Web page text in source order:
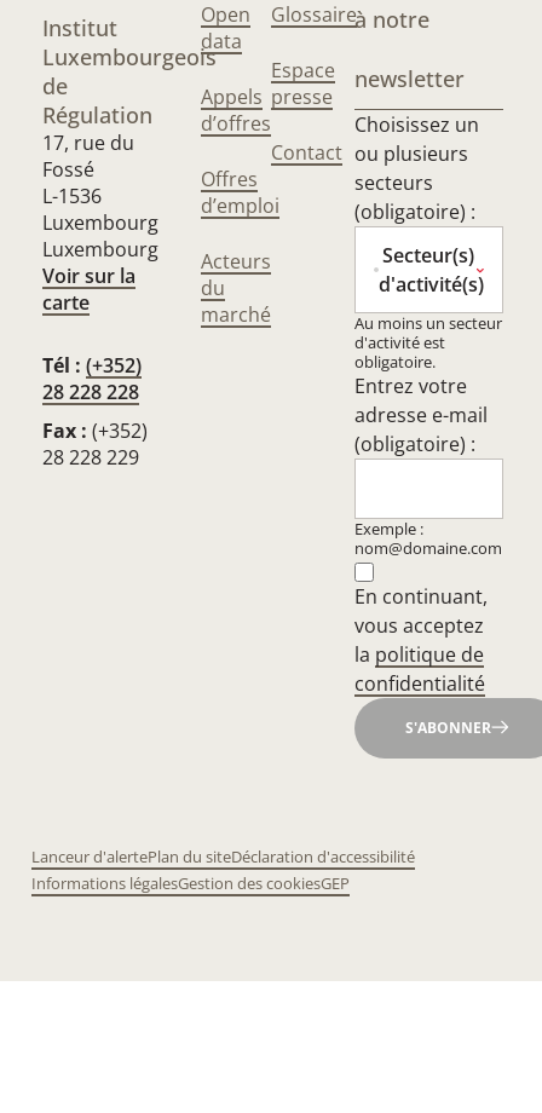
Institut
Luxembourgeois
de
Régulation
17, rue du
Fossé
L-1536
Luxembourg
Luxembourg
Voir sur la
carte
Tél : (+352)
28 228 228
Fax : (+352)
28 228 229
Open
data
Appels
d’offres
Offres
d’emploi
Acteurs
du
marché
Glossaire
Espace
presse
Contact
à notre
newsletter
Choisissez un
ou plusieurs
secteurs
(obligatoire) :
Secteur(s)
d'activité(s)
Au moins un secteur
d'activité est
obligatoire.
Entrez votre
adresse e-mail
(obligatoire) :
Exemple :
nom@domaine.com
En continuant,
vous acceptez
la politique de
confidentialité
S'ABONNER
Lanceur d'alertePlan du siteDéclaration d'accessibilité
Informations légalesGestion des cookiesGEP